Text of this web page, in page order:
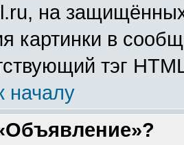
на
картинки в
тэг
началу